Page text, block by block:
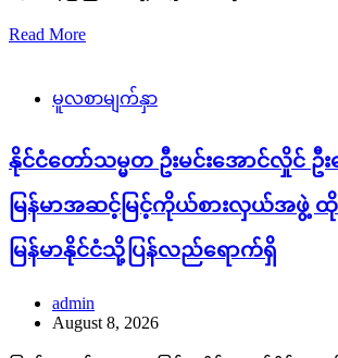
Read More
မူလစာမျက်နှာ
နိုင်ငံတော်သမ္မတ ဦးမင်းအောင်လှိုင်
မြန်မာအဆင့်မြင့်ကိုယ်စားလှယ်အဖွဲ့ ထို
မြန်မာနိုင်ငံသို့ပြန်လည်ရောက်ရှိ
admin
August 8, 2026